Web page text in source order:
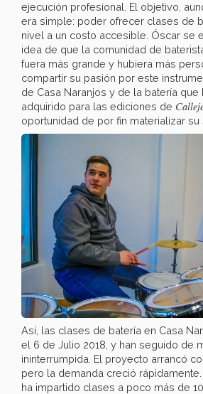
ejecución profesional. El objetivo,
era simple: poder ofrecer clases de
nivel a un costo accesible. Óscar se
idea de que la comunidad de
fuera más grande y hubiera más
compartir su pasión por este
de Casa Naranjos y de la batería que
adquirido para las ediciones de
oportunidad de por fin materializar su
Así, las clases de batería en Casa
el 6 de Julio 2018, y han seguido de
ininterrumpida. El proyecto arrancó
pero la demanda creció
ha impartido clases a poco más de